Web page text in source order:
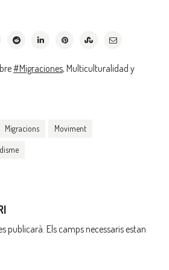
#Migraciones, Multiculturalidad y
Migracions Moviment
publicarà. Els camps necessaris estan